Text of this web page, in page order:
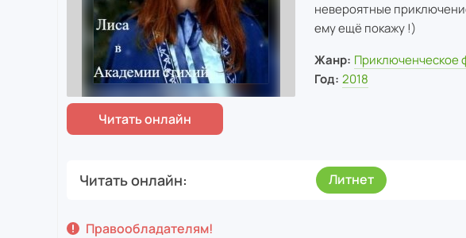
невероятные
ему ещё покажу !)
Жанр: Приключенческое
Год: 2018
Читать онлайн Литнет
Правообладателям!